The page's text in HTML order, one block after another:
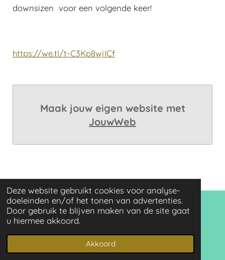
Deze website gebruikt cookies voor analyse-
doeleinden en/of het tonen van advertenties.
Door gebruik te blijven maken van de site gaat
u hiermee akkoord.
Akkoord
downsizen voor een volgende keer!
https://we.tl/t-C3Kp8wjICf
Maak jouw eigen website met
JouwWeb
© 2021 - 2025 Queen Beads
www.queenbeadsforyou.nl KvK: 63527480 BTW:
NL002047672B55